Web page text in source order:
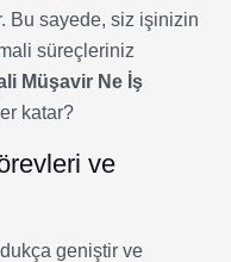
Bu sayede, siz işinizin
süreçleriniz
Müşavir Ne İş
katar?
ve
geniştir ve